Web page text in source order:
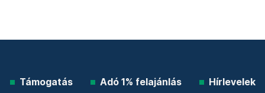
Támogatás Adó 1% felajánlás Hírlevelek